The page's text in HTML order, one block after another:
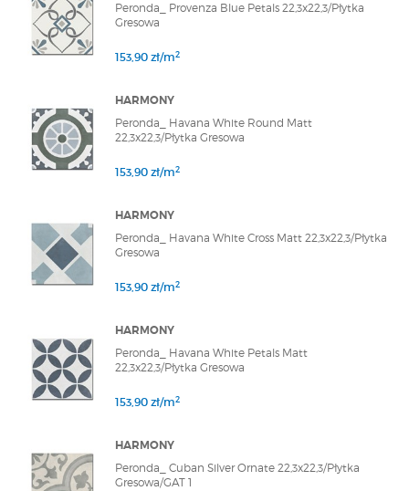
Peronda_ Provenza Blue Petals 22,3x22,3/Płytka
Gresowa
153,90 zł/m2
HARMONY
Peronda_ Havana White Round Matt
22,3x22,3/Płytka Gresowa
153,90 zł/m2
HARMONY
Peronda_ Havana White Cross Matt 22,3x22,3/Płytka
Gresowa
153,90 zł/m2
HARMONY
Peronda_ Havana White Petals Matt
22,3x22,3/Płytka Gresowa
153,90 zł/m2
HARMONY
Peronda_ Cuban Silver Ornate 22,3x22,3/Płytka
Gresowa/GAT 1